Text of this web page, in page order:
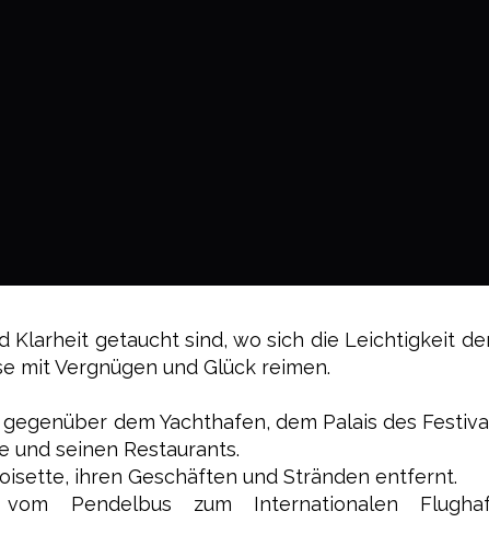
Klarheit getaucht sind, wo sich die Leichtigkeit
mit Vergnügen und Glück reimen.
dem Yachthafen, dem Palais des
und seinen Restaurants.
ihren Geschäften und Stränden entfernt.
Pendelbus zum Internationalen